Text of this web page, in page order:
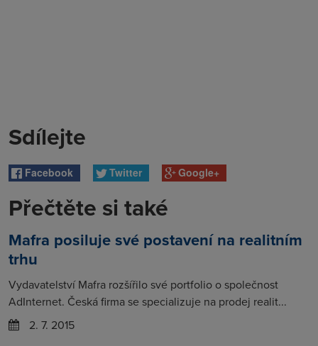
Sdílejte
Facebook Twitter Google+
Přečtěte si také
Mafra posiluje své postavení na realitním
trhu
Vydavatelství Mafra rozšířilo své portfolio o společnost
AdInternet. Česká firma se specializuje na prodej realit...
2. 7. 2015